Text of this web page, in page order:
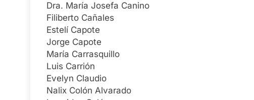
Dra. María Josefa Canino
Filiberto Cañales
Estelí Capote
Jorge Capote
María Carrasquillo
Luis Carrión
Evelyn Claudio
Nalix Colón Alvarado